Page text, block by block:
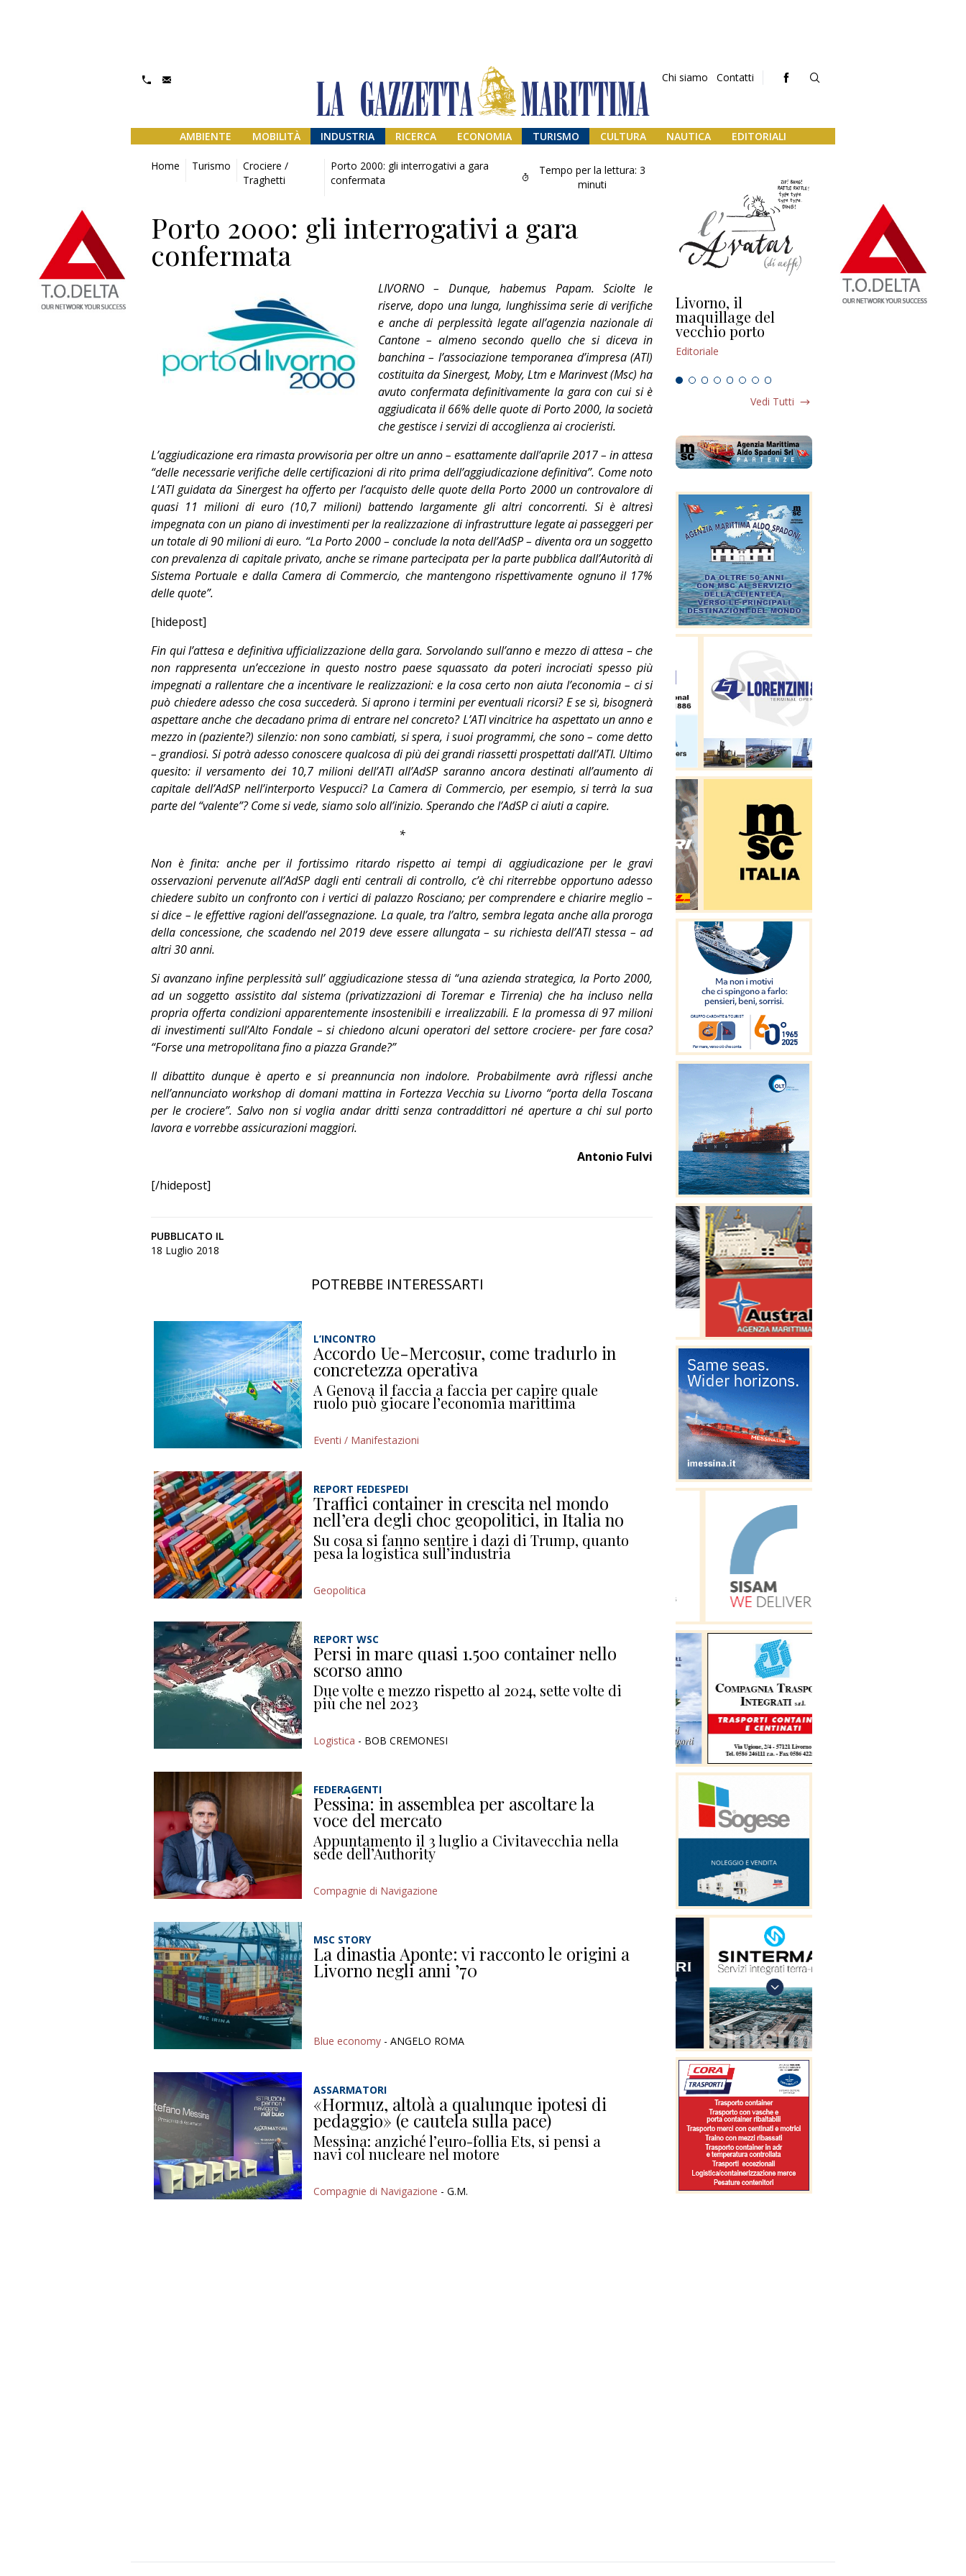
Chi siamo Contatti
AMBIENTE MOBILITÀ INDUSTRIA RICERCA ECONOMIA TURISMO CULTURA NAUTICA EDITORIALI
Home Turismo
Crociere /
Traghetti
Porto 2000: gli interrogativi a gara
confermata
Tempo per la lettura: 3
minuti
Porto 2000: gli interrogativi a gara
confermata
LIVORNO – Dunque, habemus Papam. Sciolte le
riserve, dopo una lunga, lunghissima serie di verifiche
e anche di perplessità legate all’agenzia nazionale di
Cantone – almeno secondo quello che si diceva in
banchina – l’associazione temporanea d’impresa (ATI)
costituita da Sinergest, Moby, Ltm e Marinvest (Msc) ha
avuto confermata definitivamente la gara con cui si è
aggiudicata il 66% delle quote di Porto 2000, la società
che gestisce i servizi di accoglienza ai crocieristi.
L’aggiudicazione era rimasta provvisoria per oltre un anno – esattamente dall’aprile 2017 – in attesa
“delle necessarie verifiche delle certificazioni di rito prima dell’aggiudicazione definitiva”. Come noto
L’ATI guidata da Sinergest ha offerto per l’acquisto delle quote della Porto 2000 un controvalore di
quasi 11 milioni di euro (10,7 milioni) battendo largamente gli altri concorrenti. Si è altresì
impegnata con un piano di investimenti per la realizzazione di infrastrutture legate ai passeggeri per
un totale di 90 milioni di euro. “La Porto 2000 – conclude la nota dell’AdSP – diventa ora un soggetto
con prevalenza di capitale privato, anche se rimane partecipata per la parte pubblica dall’Autorità di
Sistema Portuale e dalla Camera di Commercio, che mantengono rispettivamente ognuno il 17%
delle quote”.
[hidepost]
Fin qui l’attesa e definitiva ufficializzazione della gara. Sorvolando sull’anno e mezzo di attesa – che
non rappresenta un’eccezione in questo nostro paese squassato da poteri incrociati spesso più
impegnati a rallentare che a incentivare le realizzazioni: e la cosa certo non aiuta l’economia – ci si
può chiedere adesso che cosa succederà. Si aprono i termini per eventuali ricorsi? E se sì, bisognerà
aspettare anche che decadano prima di entrare nel concreto? L’ATI vincitrice ha aspettato un anno e
mezzo in (paziente?) silenzio: non sono cambiati, si spera, i suoi programmi, che sono – come detto
– grandiosi. Si potrà adesso conoscere qualcosa di più dei grandi riassetti prospettati dall’ATI. Ultimo
quesito: il versamento dei 10,7 milioni dell’ATI all’AdSP saranno ancora destinati all’aumento di
capitale dell’AdSP nell’interporto Vespucci? La Camera di Commercio, per esempio, si terrà la sua
parte del “valente”? Come si vede, siamo solo all’inizio. Sperando che l’AdSP ci aiuti a capire.
*
Non è finita: anche per il fortissimo ritardo rispetto ai tempi di aggiudicazione per le gravi
osservazioni pervenute all’AdSP dagli enti centrali di controllo, c’è chi riterrebbe opportuno adesso
chiedere subito un confronto con i vertici di palazzo Rosciano; per comprendere e chiarire meglio –
si dice – le effettive ragioni dell’assegnazione. La quale, tra l’altro, sembra legata anche alla proroga
della concessione, che scadendo nel 2019 deve essere allungata – su richiesta dell’ATI stessa – ad
altri 30 anni.
Si avanzano infine perplessità sull’ aggiudicazione stessa di “una azienda strategica, la Porto 2000,
ad un soggetto assistito dal sistema (privatizzazioni di Toremar e Tirrenia) che ha incluso nella
propria offerta condizioni apparentemente insostenibili e irrealizzabili. E la promessa di 97 milioni
di investimenti sull’Alto Fondale – si chiedono alcuni operatori del settore crociere- per fare cosa?
“Forse una metropolitana fino a piazza Grande?”
Il dibattito dunque è aperto e si preannuncia non indolore. Probabilmente avrà riflessi anche
nell’annunciato workshop di domani mattina in Fortezza Vecchia su Livorno “porta della Toscana
per le crociere”. Salvo non si voglia andar dritti senza contraddittori né aperture a chi sul porto
lavora e vorrebbe assicurazioni maggiori.
Antonio Fulvi
[/hidepost]
PUBBLICATO IL
18 Luglio 2018
POTREBBE INTERESSARTI
L’INCONTRO
Accordo Ue-Mercosur, come tradurlo in
concretezza operativa
A Genova il faccia a faccia per capire quale
ruolo può giocare l’economia marittima
Eventi / Manifestazioni
REPORT FEDESPEDI
Traffici container in crescita nel mondo
nell’era degli choc geopolitici, in Italia no
Su cosa si fanno sentire i dazi di Trump, quanto
pesa la logistica sull’industria
Geopolitica
REPORT WSC
Persi in mare quasi 1.500 container nello
scorso anno
Due volte e mezzo rispetto al 2024, sette volte di
più che nel 2023
Logistica - BOB CREMONESI
FEDERAGENTI
Pessina: in assemblea per ascoltare la
voce del mercato
Appuntamento il 3 luglio a Civitavecchia nella
sede dell’Authority
Compagnie di Navigazione
MSC STORY
La dinastia Aponte: vi racconto le origini a
Livorno negli anni ’70
Blue economy - ANGELO ROMA
ASSARMATORI
«Hormuz, altolà a qualunque ipotesi di
pedaggio» (e cautela sulla pace)
Messina: anziché l’euro-follia Ets, si pensi a
navi col nucleare nel motore
Compagnie di Navigazione - G.M.
Addio amico
Giorgio
Editoriale
Livorno, il
maquillage del
vecchio porto
Editoriale
L’uscita di scena di
Vedi Tutti